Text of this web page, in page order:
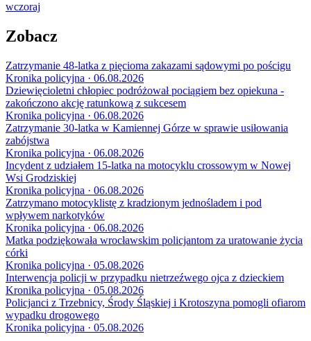
wczoraj
Zobacz
Zatrzymanie 48-latka z pięcioma zakazami sądowymi po pościgu
Kronika policyjna · 06.08.2026
Dziewięcioletni chłopiec podróżował pociągiem bez opiekuna -
zakończono akcję ratunkową z sukcesem
Kronika policyjna · 06.08.2026
Zatrzymanie 30-latka w Kamiennej Górze w sprawie usiłowania
zabójstwa
Kronika policyjna · 06.08.2026
Incydent z udziałem 15-latka na motocyklu crossowym w Nowej
Wsi Grodziskiej
Kronika policyjna · 06.08.2026
Zatrzymano motocyklistę z kradzionym jednośladem i pod
wpływem narkotyków
Kronika policyjna · 06.08.2026
Matka podziękowała wrocławskim policjantom za uratowanie życia
córki
Kronika policyjna · 05.08.2026
Interwencja policji w przypadku nietrzeźwego ojca z dzieckiem
Kronika policyjna · 05.08.2026
Policjanci z Trzebnicy, Środy Śląskiej i Krotoszyna pomogli ofiarom
wypadku drogowego
Kronika policyjna · 05.08.2026